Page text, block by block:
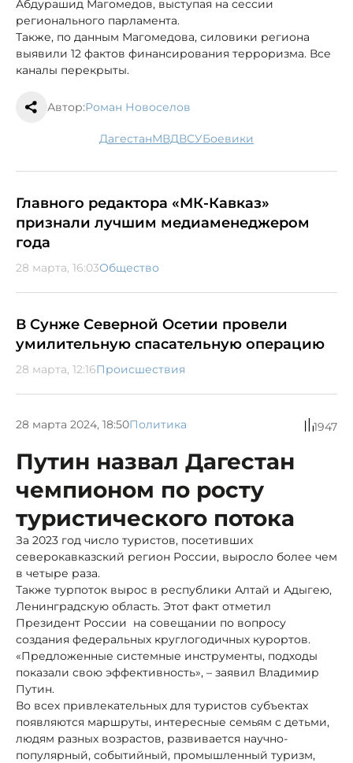
Абдурашид Магомедов, выступая на сессии
регионального парламента.
Также, по данным Магомедова, силовики региона
выявили 12 фактов финансирования терроризма. Все
каналы перекрыты.
Автор:Роман Новоселов
Дагестан МВД ВСУ боевики
Главного редактора «МК-Кавказ»
признали лучшим медиаменеджером
года
28 марта, 16:03Общество
В Сунже Северной Осетии провели
умилительную спасательную операцию
28 марта, 12:16Происшествия
28 марта 2024, 18:50Политика 1947
Путин назвал Дагестан
чемпионом по росту
туристического потока
За 2023 год число туристов, посетивших
северокавказский регион России, выросло более чем
в четыре раза.
Также турпоток вырос в республики Алтай и Адыгею,
Ленинградскую область. Этот факт отметил
Президент России на совещании по вопросу
создания федеральных круглогодичных курортов.
«Предложенные системные инструменты, подходы
показали свою эффективность», – заявил Владимир
Путин.
Во всех привлекательных для туристов субъектах
появляются маршруты, интересные семьям с детьми,
людям разных возрастов, развивается научно-
популярный, событийный, промышленный туризм,